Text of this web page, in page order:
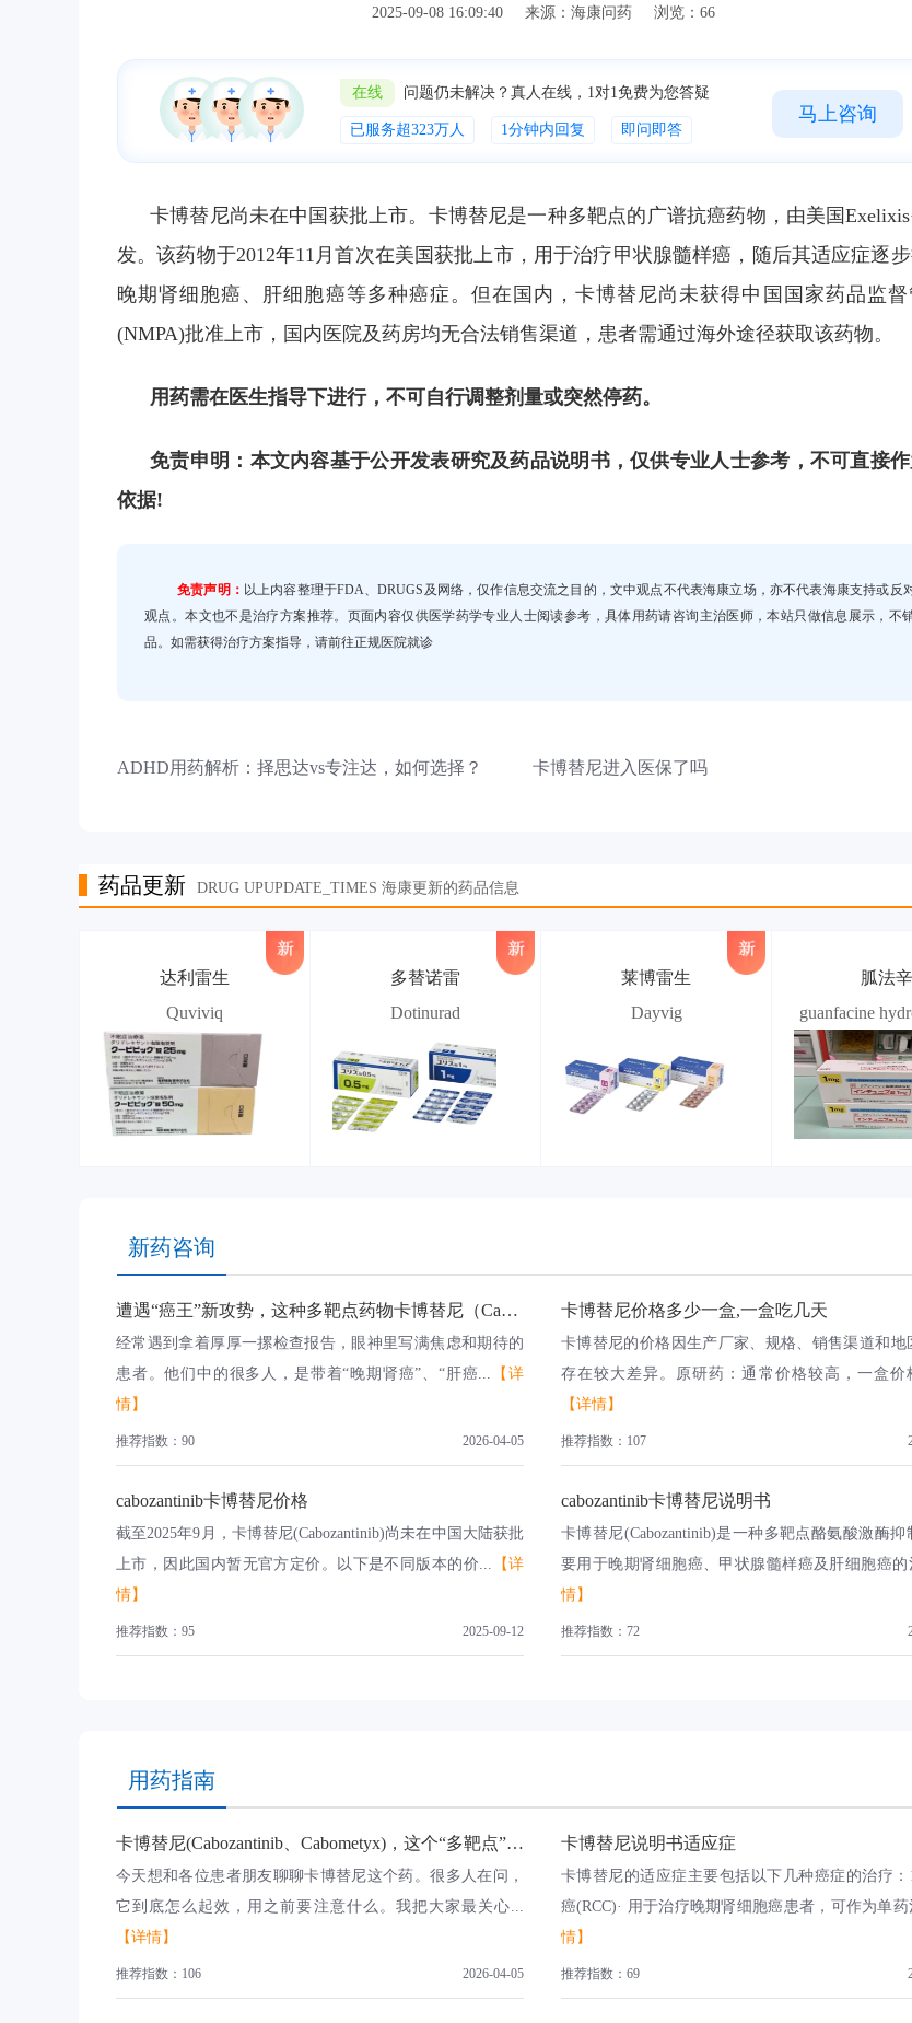
2025-09-08 16:09:40 来源：海康问药 浏览：66
在线 问题仍未解决？真人在线，1对1免费为您答疑
已服务超323万人 1分钟内回复 即问即答
马上咨询
卡博替尼尚未在中国获批上市。卡博替尼是一种多靶点的广谱抗癌药物，由美国
发。该药物于2012年11月首次在美国获批上市，用于治疗甲状腺髓样癌，随后其适应症逐
晚期肾细胞癌、肝细胞癌等多种癌症。但在国内，卡博替尼尚未获得中国国家药品监督
(NMPA)批准上市，国内医院及药房均无合法销售渠道，患者需通过海外途径获取该药物。
用药需在医生指导下进行，不可自行调整剂量或突然停药。
免责申明：本文内容基于公开发表研究及药品说明书，仅供专业人士参考，不可直接
依据!
免责声明： 以上内容整理于FDA、DRUGS及网络，仅作信息交流之目的，文中观点不代表海康立场，亦不代表海康支持或反
观点。本文也不是治疗方案推荐。页面内容仅供医学药学专业人士阅读参考，具体用药请咨询主治医师，本站只做信息展示，不
品。如需获得治疗方案指导，请前往正规医院就诊
ADHD用药解析：择思达vs专注达，如何选择？ 卡博替尼进入医保了吗
药品更新 DRUG UPUPDATE_TIMES 海康更新的药品信息
达利雷生
Quviviq
多替诺雷
Dotinurad
莱博雷生
Dayvig
胍法辛
guanfacine
新药咨询
遭遇“癌王”新攻势，这种多靶点药物卡博替尼（Cabozantinib）为患者带来新希望
经常遇到拿着厚厚一摞检查报告，眼神里写满焦虑和期待的
患者。他们中的很多人，是带着“晚期肾癌”、“肝癌... 【详
情】
推荐指数：90 2026-04-05
卡博替尼价格多少一盒,一盒吃几天
卡博替尼的价格因生产厂家、规格、销售渠道和地
存在较大差异。原研药：通常价格较高，一盒价
【详情】
推荐指数：107
cabozantinib卡博替尼价格
截至2025年9月，卡博替尼(Cabozantinib)尚未在中国大陆获批
上市，因此国内暂无官方定价。以下是不同版本的价... 【详
情】
推荐指数：95 2025-09-12
cabozantinib卡博替尼说明书
卡博替尼(Cabozantinib)是一种多靶点酪氨酸激酶抑
要用于晚期肾细胞癌、甲状腺髓样癌及肝细胞癌的
情】
推荐指数：72
用药指南
卡博替尼(Cabozantinib、Cabometyx)，这个“多靶点”抗癌药你用对了吗？
今天想和各位患者朋友聊聊卡博替尼这个药。很多人在问，
它到底怎么起效，用之前要注意什么。我把大家最关心...
【详情】
推荐指数：106 2026-04-05
卡博替尼说明书适应症
卡博替尼的适应症主要包括以下几种癌症的治疗
癌(RCC)· 用于治疗晚期肾细胞癌患者，可作为单药
情】
推荐指数：69